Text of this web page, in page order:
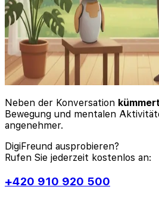
Neben der Konversation
Bewegung und mentalen
angenehmer.
DigiFreund ausprobieren?
Rufen Sie jederzeit kostenlos an:
+420 910 920 500